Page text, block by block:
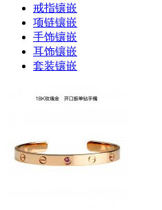
戒指镶嵌
项链镶嵌
手饰镶嵌
耳饰镶嵌
套装镶嵌